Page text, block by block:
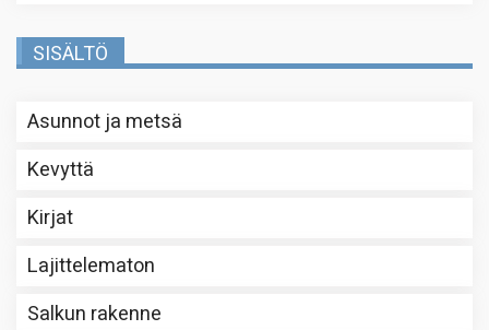
SISÄLTÖ
Asunnot ja metsä
Kevyttä
Kirjat
Lajittelematon
Salkun rakenne